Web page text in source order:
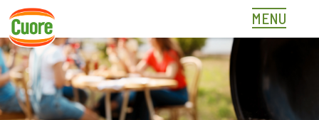
Skip
content
MENU